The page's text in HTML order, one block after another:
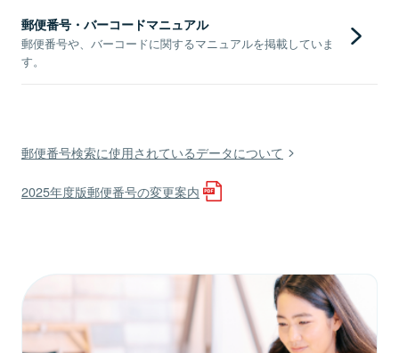
郵便番号・バーコードマニュアル
郵便番号や、バーコードに関するマニュアルを掲載していま
す。
郵便番号検索に使用されているデータについて
2025年度版郵便番号の変更案内